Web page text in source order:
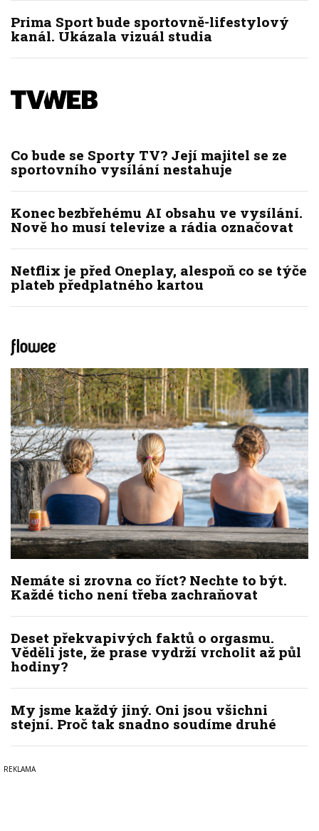
Prima Sport bude sportovně-lifestylový
kanál. Ukázala vizuál studia
Co bude se Sporty TV? Její majitel se ze
sportovního vysílání nestahuje
Konec bezbřehému AI obsahu ve vysílání.
Nově ho musí televize a rádia označovat
Netflix je před Oneplay, alespoň co se týče
plateb předplatného kartou
Nemáte si zrovna co říct? Nechte to být.
Každé ticho není třeba zachraňovat
Deset překvapivých faktů o orgasmu.
Věděli jste, že prase vydrží vrcholit až půl
hodiny?
My jsme každý jiný. Oni jsou všichni
stejní. Proč tak snadno soudíme druhé